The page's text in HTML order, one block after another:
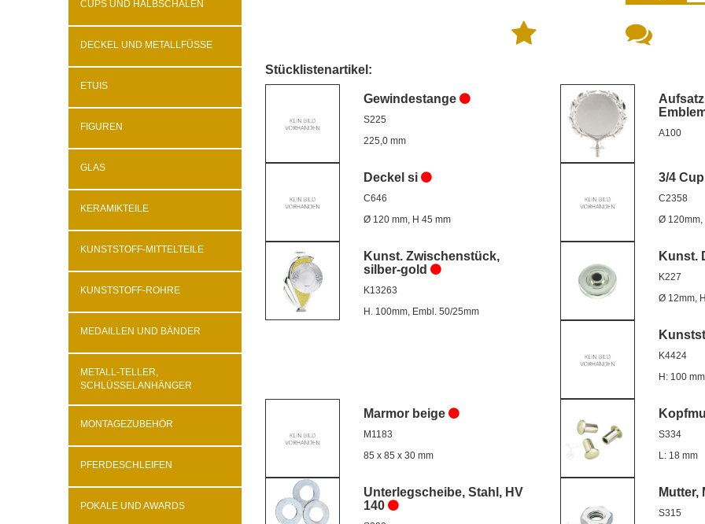
CUPS UND HALBSCHALEN
DECKEL UND METALLFÜSSE
ETUIS
FIGUREN
GLAS
KERAMIKTEILE
KUNSTSTOFF-MITTELTEILE
KUNSTSTOFF-ROHRE
MEDAILLEN UND BÄNDER
METALL-TELLER,
SCHLÜSSELANHÄNGER
MONTAGEZUBEHÖR
PFERDESCHLEIFEN
POKALE UND AWARDS
Stücklistenartikel:
Gewindestange
S225
225,0 mm
A100
Deckel si
C646
Ø 120 mm, H 45 mm
3/4
C2358
Ø 120mm,
Kunst. Zwischenstück,
silber-gold
K13263
H. 100mm, Embl. 50/25mm
Kunst.
K227
Ø 12mm,
K4424
H: 100
Marmor beige
M1183
85 x 85 x 30 mm
S334
L: 18 mm
Unterlegscheibe, Stahl, HV
140
Mutter,
S315